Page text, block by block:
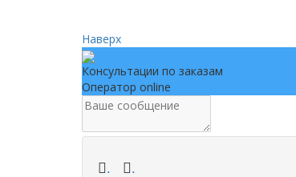
Наверх
Консультации по заказам
Оператор online
. .